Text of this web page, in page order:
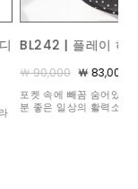
ACC367 | 콤비 브
￦ 140,000 ￦ 125,000
밋밋한 풀 원석 세팅과는
석 3개와 화려하게 빛을